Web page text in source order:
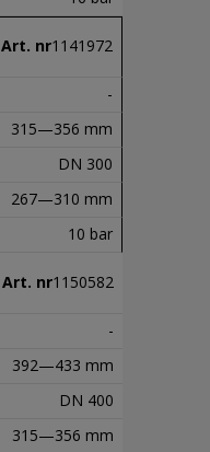
Art. nr1141972
-
315—356 mm
DN 300
267—310 mm
10 bar
Art. nr1150582
-
392—433 mm
DN 400
315—356 mm